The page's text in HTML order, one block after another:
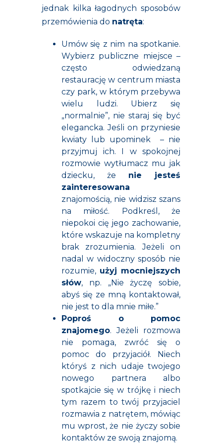
jednak kilka łagodnych sposobów
przemówienia do natręta:
Umów się z nim na spotkanie.
Wybierz publiczne miejsce –
często odwiedzaną
restaurację w centrum miasta
czy park, w którym przebywa
wielu ludzi. Ubierz się
„normalnie”, nie staraj się być
elegancka. Jeśli on przyniesie
kwiaty lub upominek – nie
przyjmuj ich. I w spokojnej
rozmowie wytłumacz mu jak
dziecku, że nie jesteś
zainteresowana
znajomością, nie widzisz szans
na miłość. Podkreśl, że
niepokoi cię jego zachowanie,
które wskazuje na kompletny
brak zrozumienia. Jeżeli on
nadal w widoczny sposób nie
rozumie, użyj mocniejszych
słów, np. „Nie życzę sobie,
abyś się ze mną kontaktował,
nie jest to dla mnie miłe.”
Poproś o pomoc
znajomego. Jeżeli rozmowa
nie pomaga, zwróć się o
pomoc do przyjaciół. Niech
któryś z nich udaje twojego
nowego partnera albo
spotkajcie się w trójkę i niech
tym razem to twój przyjaciel
rozmawia z natrętem, mówiąc
mu wprost, że nie życzy sobie
kontaktów ze swoją znajomą.